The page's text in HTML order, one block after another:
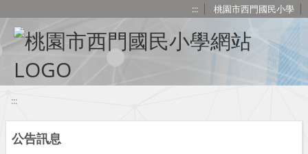
::: 桃園市西門國民小學
:::
公告訊息